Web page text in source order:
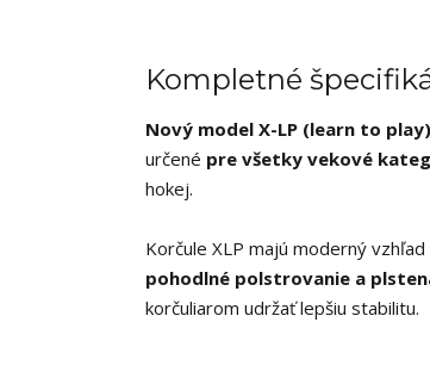
Kompletné
Nový model X-LP (learn to play)
určené pre všetky vekové
hokej.
Korčule XLP majú moderný
pohodlné polstrovanie a
korčuliarom udržať lepšiu stabilitu.